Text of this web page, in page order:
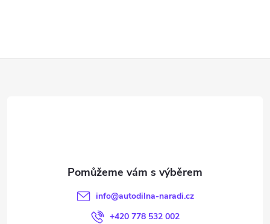
info@autodilna-naradi.cz
+420 778 532 002